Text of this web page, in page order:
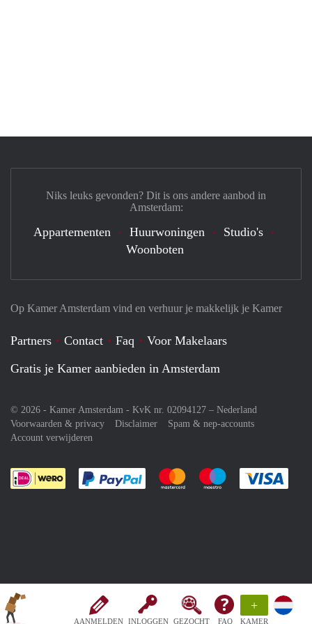
AANMELDEN INLOGGEN GEZOCHT FAQ
+
KAMER
Op Kamer Amsterdam vind en verhuur je makkelijk je Kamer
Partners Contact Faq
Voor Makelaars
Gratis je Kamer aanbieden in Amsterdam
© 2026 - Kamer Amsterdam - KvK nr. 02094127 – Nederland
Voorwaarden & privacy
Disclaimer
Spam & nep-accounts
Account verwijderen
Je rekent gemakkelijk af met Paypal
Je rekent gemakkelijk af met
Je rekent
Niks leuks gevonden? Dit is ons andere aanbod in
Amsterdam:
Appartementen Huurwoningen
Studio's
Woonboten